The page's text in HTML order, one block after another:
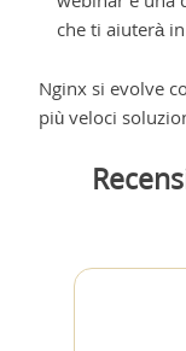
che ti aiuterà
Nginx si evolve
più veloci